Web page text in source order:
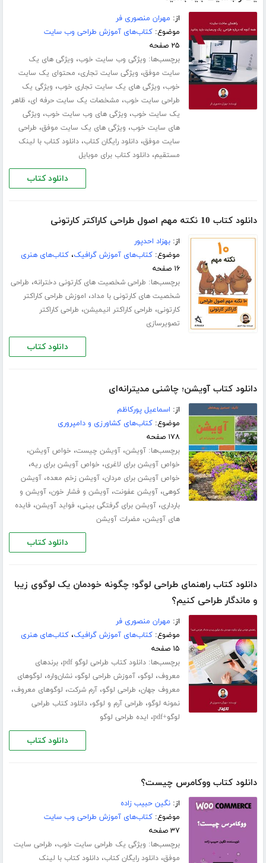
از: مهران منصوری فر
موضوع:کتاب‌های آموزش طراحی وب سایت
۲۵ صفحه
برچسب‌ها: ویژگی وب سایت خوب، ویژگی های یک
سایت موفق، ویژگی سایت تجاری، محتوای یک سایت
خوب، ویژگی های یک سایت تجاری خوب، ویژگی یک
طراحی سایت خوب، مشخصات یک سایت حرفه ای، ظاهر
یک سایت خوب، ویژگی های وب سایت خوب، ویژگی
های سایت خوب، ویژگی های یک سایت موفق، طراحی
سایت موفق،دانلود رایگان کتاب،دانلود کتاب با لینک
مستقیم،دانلود کتاب برای موبایل
دانلود کتاب
دانلود کتاب 10 نکته مهم اصول طراحی کاراکتر کارتونی
از:بهزاد احدپور
موضوع:کتاب‌های آموزش گرافیک،کتاب‌های هنری
۱۶ صفحه
برچسب‌ها: طراحی شخصیت های کارتونی دخترانه، طراحی
شخصیت های کارتونی با مداد، اموزش طراحی کاراکتر
کارتونی، طراحی کاراکتر انیمیشن، طراحی کاراکتر
تصویرسازی
دانلود کتاب
دانلود کتاب آویشن؛ چاشنی مدیترانه‌ای
از: اسماعیل پورکاظم
موضوع:کتاب‌های کشاورزی و دامپروری
۱۷۸ صفحه
برچسب‌ها:آویشن،آویشن چیست، خواص آویشن،
خواص آویشن برای لاغری، خواص آویشن برای ریه،
خواص آویشن برای مردان،آویشن زخم معده،آویشن
کوهی،آویشن عفونت،آویشن و فشار خون،آویشن و
بارداری،آویشن برای گرفتگی بینی، فواید آویشن، فایده
های آویشن، مضرات آویشن
دانلود کتاب
دانلود کتاب راهنمای طراحی لوگو؛ چگونه خودمان یک لوگوی زیبا
و ماندگار طراحی کنیم؟
از: مهران منصوری فر
موضوع:کتاب‌های آموزش گرافیک،کتاب‌های هنری
۱۵ صفحه
برچسب‌ها:دانلود کتاب طراحی لوگو pdf ،برندهای
معروف، لوگو،آموزش طراحی لوگو،نشان‌واره، لوگوهای
معروف جهان، طراحی لوگو،آرم شرکت، لوگوهای معروف،
نمونه لوگو، طراحی آرم و لوگو،دانلود کتاب طراحی
لوگو+pdf
، ایده طراحی لوگو
دانلود کتاب
دانلود کتاب ووکامرس چیست؟
از:نگین حبیب زاده
موضوع:کتاب‌های آموزش طراحی وب سایت
۳۷ صفحه
برچسب‌ها: ویژگی یک طراحی سایت خوب، طراحی سایت
موفق،دانلود رایگان کتاب،دانلود کتاب با لینک